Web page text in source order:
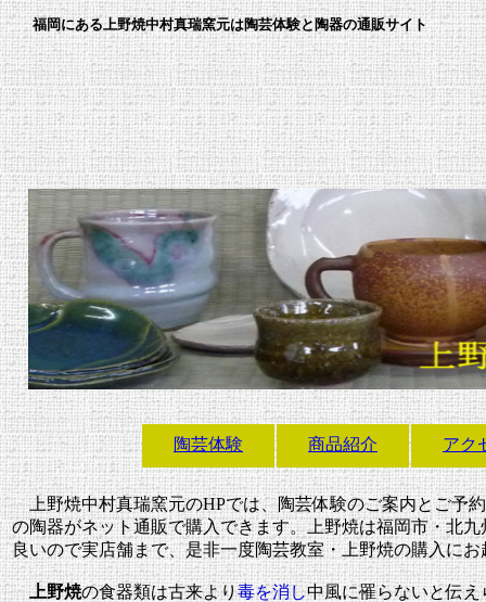
福岡にある上野焼中村真瑞窯元は陶芸体験と陶器の通販サイト
陶芸体験 商品紹介 アク
上野焼中村真瑞窯元のHPでは、陶芸体験のご案内とご予
の陶器がネット通販で購入できます。上野焼は福岡市・北
良いので実店舗まで、是非一度陶芸教室・上野焼の購入に
上野焼の食器類は古来より毒を消し中風に罹らないと伝